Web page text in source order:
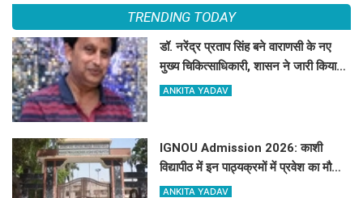
TRENDING TODAY
डॉ. नरेंद्र प्रताप सिंह बने वाराणसी के नए
मुख्य चिकित्साधिकारी, शासन ने जारी किया
नियुक्ति आदेश
ANKITA YADAV
IGNOU Admission 2026: काशी
विद्यापीठ में इन पाठ्यक्रमों में प्रवेश का मौका,
16 अगस्त तक करें आवेदन
ANKITA YADAV